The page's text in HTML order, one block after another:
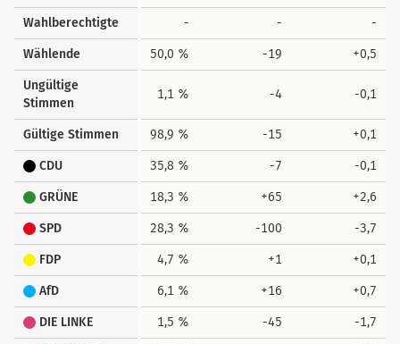
Wahlberechtigte - - -
Wählende 50,0 % -19 +0,5
Ungültige
Stimmen
1,1 % -4 -0,1
Gültige Stimmen 98,9 % -15 +0,1
CDU 35,8 % -7 -0,1
GRÜNE 18,3 % +65 +2,6
SPD 28,3 % -100 -3,7
FDP 4,7 % +1 +0,1
AfD 6,1 % +16 +0,7
DIE LINKE 1,5 % -45 -1,7